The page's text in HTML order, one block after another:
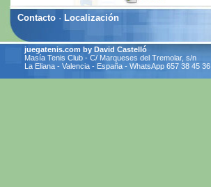
Contacto · Localización
juegatenis.com by David Castelló
Masía Tenis Club - C/ Marqueses del Tremolar, s/n
La Eliana - Valencia - España - WhatsApp 657 38 45 36